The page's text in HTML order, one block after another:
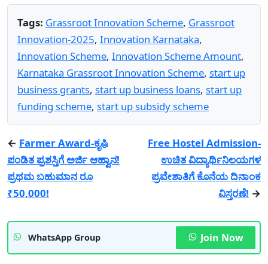
Tags: Grassroot Innovation Scheme, Grassroot
Innovation-2025, Innovation Karnataka,
Innovation Scheme, Innovation Scheme Amount,
Karnataka Grassroot Innovation Scheme, start up
business grants, start up business loans, start up
funding scheme, start up subsidy scheme
← Farmer Award-ಕೃಷಿ
ಪಂಡಿತ ಪ್ರಶಸ್ತಿಗೆ ಅರ್ಜಿ ಆಹ್ವಾನ!
ಪ್ರಥಮ ಬಹುಮಾನ ರೂ
₹50,000!
Free Hostel Admission-
ಉಚಿತ ವಿದ್ಯಾರ್ಥಿನಿಲಯಗಳ
ಪ್ರವೇಶಾತಿಗೆ ಕೊನೆಯ ದಿನಾಂಕ
ವಿಸ್ತರಣೆ! →
WhatsApp Group Join Now